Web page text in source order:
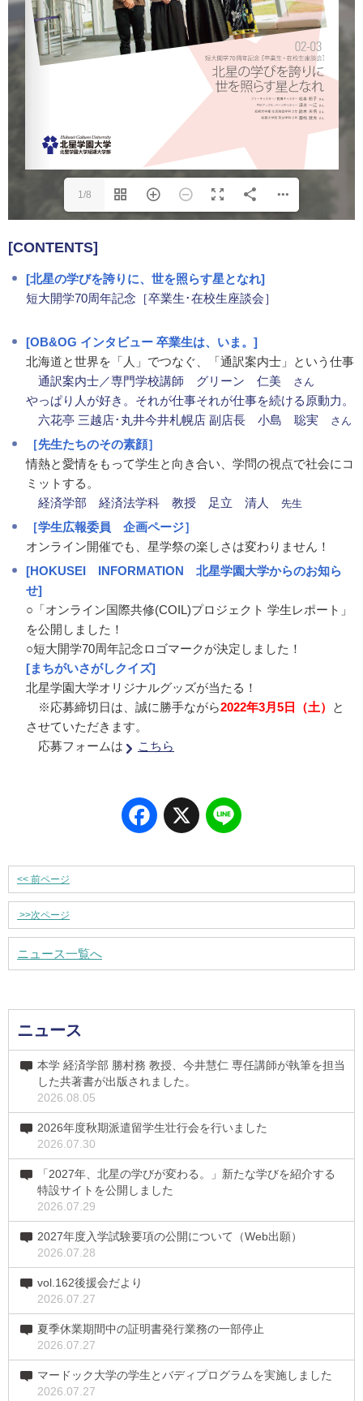
1/8
[CONTENTS]
[北星の学びを誇りに、世を照らす星となれ]
短大開学70周年記念［卒業生･在校生座談会］
[OB&OG インタビュー 卒業生は、いま。]
北海道と世界を「人」でつなぐ、「通訳案内士」という仕事
通訳案内士／専門学校講師 グリーン 仁美
さん
やっぱり人が好き。それが仕事それが仕事を続ける原動力。
六花亭 三越店･丸井今井札幌店 副店長 小島 聡実
さん
［先生たちのその素顔］
情熱と愛情をもって学生と向き合い、学問の視点で社会にコ
ミットする。
経済学部 経済法学科 教授 足立 清人 先生
［学生広報委員 企画ページ］
オンライン開催でも、星学祭の楽しさは変わりません！
[HOKUSEI INFORMATION 北星学園大学からのお知ら
せ]
○「オンライン国際共修(COIL)プロジェクト 学生レポート」
を公開しました！
○短大開学70周年記念ロゴマークが決定しました！
[まちがいさがしクイズ]
北星学園大学オリジナルグッズが当たる！
※応募締切日は、誠に勝手ながら2022年3月5日（土）
と
させていただきます。
応募フォームは
こちら
Facebook
X
<< 前ページ
>>次ページ
ニュース一覧へ
ニュース
本学 経済学部 勝村務 教授、今井慧仁 専任講師が執筆を担当
した共著書が出版されました。
2026.08.05
2026年度秋期派遣留学生壮行会を行いました
2026.07.30
「2027年、北星の学びが変わる。」新たな学びを紹介する
特設サイトを公開しました
2026.07.29
2027年度入学試験要項の公開について（Web出願）
2026.07.28
vol.162後援会だより
2026.07.27
夏季休業期間中の証明書発行業務の一部停止
2026.07.27
マードック大学の学生とバディプログラムを実施しました
2026.07.27